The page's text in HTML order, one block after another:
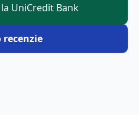
UniCredit Bank
recenzie